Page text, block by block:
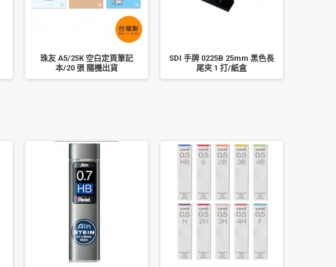
珠友 A5/25K 空白定頁筆記
本/20 張 隨機出貨
SDI 手牌 0225B 25mm 黑色長
尾夾 1 打/紙盒